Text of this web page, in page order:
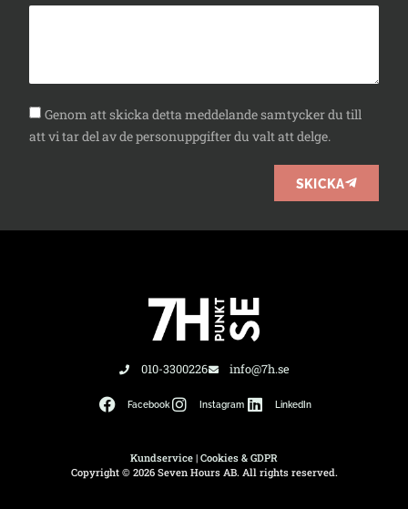
Genom att skicka detta meddelande samtycker du till
att vi tar del av de personuppgifter du valt att delge.
SKICKA
010-3300226 info@7h.se
Facebook Instagram LinkedIn
Kundservice | Cookies & GDPR
Copyright © 2026 Seven Hours AB. All rights reserved.